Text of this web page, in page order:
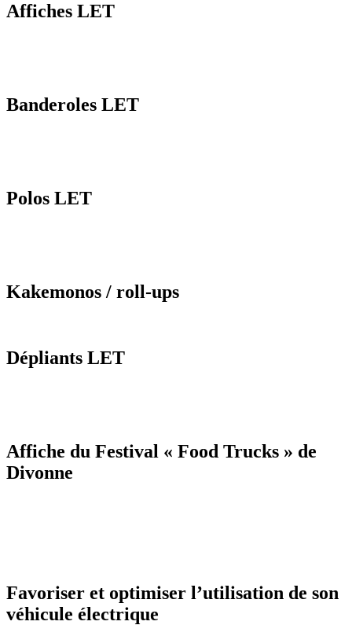
Affiches LET
Banderoles LET
Polos LET
Kakemonos / roll-ups
Dépliants LET
Affiche du Festival « Food Trucks » de
Divonne
Favoriser et optimiser l’utilisation de son
véhicule électrique